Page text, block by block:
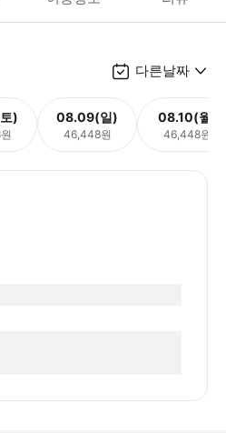
다른날짜
) 08.09(일)
46,448원
08.10(월)
46,448원